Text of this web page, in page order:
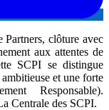
Partners, clôture avec
aux attentes de
SCPI se distingue
et une forte
Responsable).
Centrale des SCPI.